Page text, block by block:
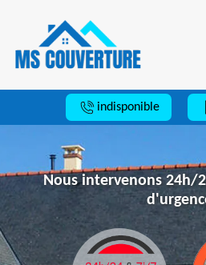
indisponible
Nous intervenons 24h/